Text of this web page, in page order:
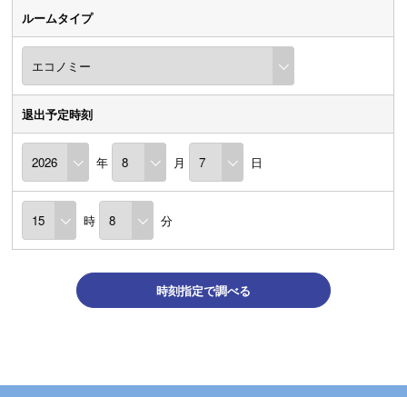
ルームタイプ
退出予定時刻
年 月 日
時 分
時刻指定で調べる